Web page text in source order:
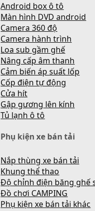
Android box ô tô
Màn hình DVD android
Camera 360 độ
Camera hành trình
Loa sub gầm ghế
Nâng cấp âm thanh
Cảm biến áp suất lốp
Cốp điện tự động
Cửa hít
Gập gương lên kính
Tủ lạnh ô tô
Phụ kiện xe bán tải
Nắp thùng xe bán tải
Khung thể thao
Độ chỉnh điện băng ghế
Đồ chơi CAMPING
Phụ kiện xe bán tải khác